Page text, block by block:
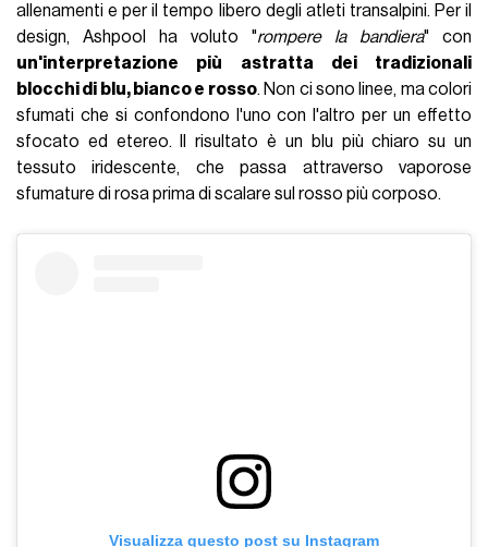
allenamenti e per il tempo libero degli atleti transalpini. Per il
design, Ashpool ha voluto "rompere la bandiera" con
un'interpretazione più astratta dei tradizionali
blocchi di blu, bianco e rosso. Non ci sono linee, ma colori
sfumati che si confondono l'uno con l'altro per un effetto
sfocato ed etereo. Il risultato è un blu più chiaro su un
tessuto iridescente, che passa attraverso vaporose
sfumature di rosa prima di scalare sul rosso più corposo.
Visualizza questo post su Instagram